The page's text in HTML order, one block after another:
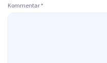
Kommentar *